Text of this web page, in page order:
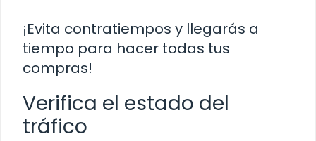
¡Evita contratiempos y llegarás a
tiempo para hacer todas tus
compras!
Verifica el estado del
tráfico